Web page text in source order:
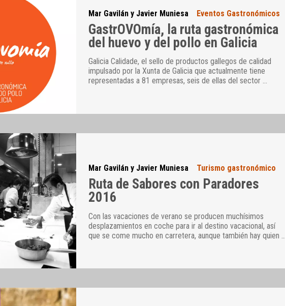
Mar Gavilán y Javier Muniesa Eventos Gastronómicos
GastrOVOmía, la ruta gastronómica
del huevo y del pollo en Galicia
Galicia Calidade, el sello de productos gallegos de calidad
impulsado por la Xunta de Galicia que actualmente tiene
representadas a 81 empresas, seis de ellas del sector …
Mar Gavilán y Javier Muniesa Turismo gastronómico
Ruta de Sabores con Paradores
2016
Con las vacaciones de verano se producen muchísimos
desplazamientos en coche para ir al destino vacacional, así
que se come mucho en carretera, aunque también hay quien